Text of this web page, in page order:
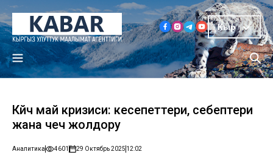
Кыр
Күйүүчү май кризиси: кесепеттери, себептери
жана чечүү жолдору
Аналитика 4601 29 Октябрь 2025 12:02